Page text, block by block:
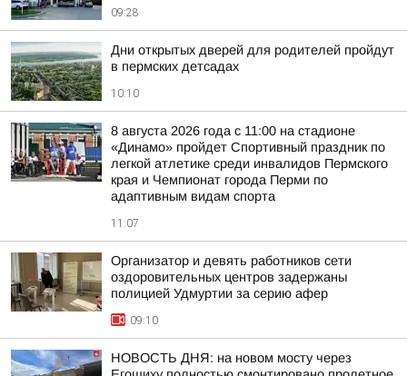
09:28
Дни открытых дверей для родителей пройдут
в пермских детсадах
10:10
8 августа 2026 года с 11:00 на стадионе
«Динамо» пройдет Спортивный праздник по
легкой атлетике среди инвалидов Пермского
края и Чемпионат города Перми по
адаптивным видам спорта
11:07
Организатор и девять работников сети
оздоровительных центров задержаны
полицией Удмуртии за серию афер
09:10
НОВОСТЬ ДНЯ: на новом мосту через